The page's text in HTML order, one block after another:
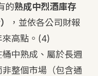
的熟成中烈酒庫存
，並依各公司財報
高點。 (4)
中熟成、屬於長週
整個市場（包含通